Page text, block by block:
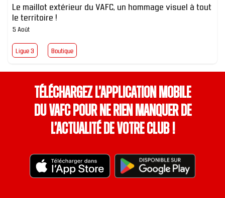
Le maillot extérieur du VAFC, un hommage visuel à tout
le territoire !
5 Août
Ligue 3 Boutique
Téléchargez l’application mobile
du VAFC pour ne rien manquer de
l’actualité de votre club !